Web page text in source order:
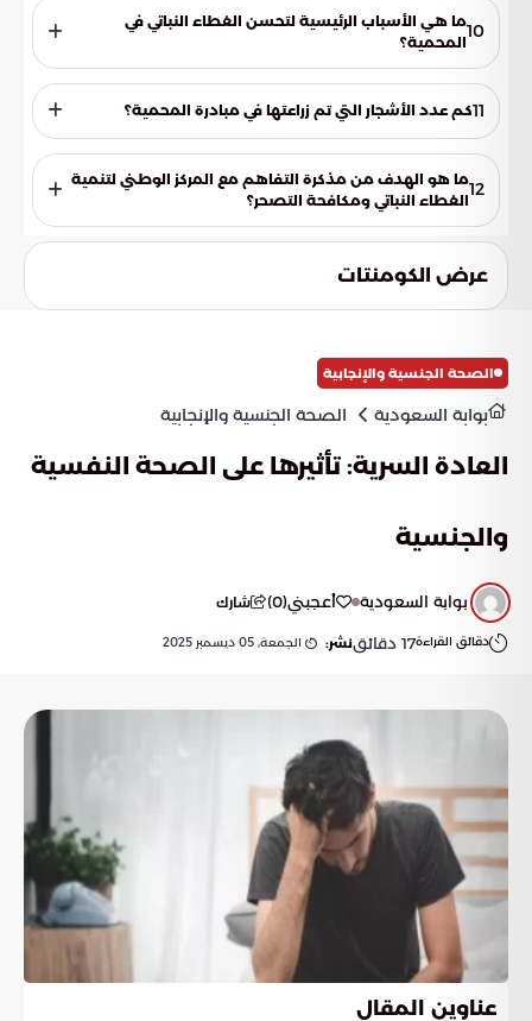
10ما هي الأسباب الرئيسية لتحسن الغطاء النباتي في
المحمية؟
بالإضافة إلى الأمطار الغزيرة.11كم عدد الأشجار التي تم زراعتها في مبادرة المحمية؟
12ما هو الهدف من مذكرة التفاهم مع المركز الوطني لتنمية
الغطاء النباتي ومكافحة التصحر؟
عرض الكومنتات
الصحة الجنسية والإنجابية
بوابة السعودية الصحة الجنسية والإنجابية
العادة السرية: تأثيرها على الصحة النفسية
والجنسية
بوابة السعودية أعجبني(
0
) شارك
دقائق القراءة17 دقائقنشر: الجمعة, 05 ديسمبر 2025
عناوين المقال